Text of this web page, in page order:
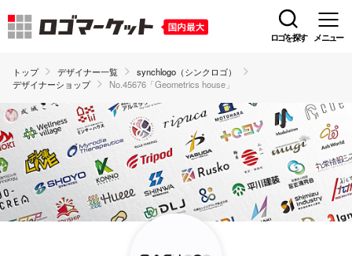
ロゴを探す メニュー
トップ デザイナー一覧
synchlogo（シンクロゴ）
デザイナーショップ
No.45676「Geometrics house」